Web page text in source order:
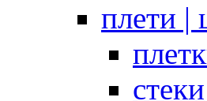
плети |
стеки